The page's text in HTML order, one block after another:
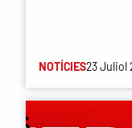
NOTÍCIES23 Juliol